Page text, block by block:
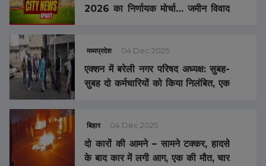
2026 का निर्णायक मोर्चा… जमीन विवाद
मध्यप्रदेश 04 Dec 2025
एक्शन में बरेली नगर परिषद अध्यक्ष: सुबह-
सुबह दो कर्मचारियों को किया निलंबित, एक
बिहार 04 Dec 2025
दो कारों की आमने – सामने टक्कर, हादसे
के बाद कार में लगी आग, एक की मौत, चार